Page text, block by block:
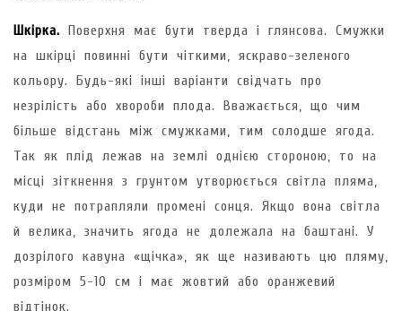
Шкірка. Поверхня має бути тверда і глянсова. Смужки
на шкірці повинні бути чіткими, яскраво-зеленого
кольору. Будь-які інші варіанти свідчать про
незрілість або хвороби плода. Вважається, що чим
більше відстань між смужками, тим солодше ягода.
Так як плід лежав на землі однією стороною, то на
місці зіткнення з грунтом утворюється світла пляма,
куди не потрапляли промені сонця. Якщо вона світла
й велика, значить ягода не долежала на баштані. У
дозрілого кавуна «щічка», як ще називають цю пляму,
розміром 5-10 см і має жовтий або оранжевий
відтінок.